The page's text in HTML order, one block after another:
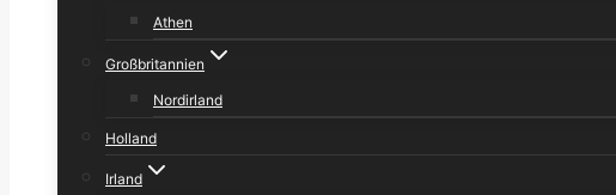
Athen
Großbritannien
Nordirland
Holland
Irland